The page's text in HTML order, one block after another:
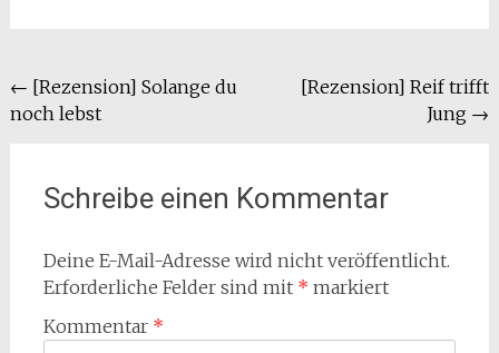
Beitragsnavigation
← [Rezension] Solange du
noch lebst
[Rezension] Reif trifft
Jung →
Schreibe einen Kommentar
Deine E-Mail-Adresse wird nicht veröffentlicht.
Erforderliche Felder sind mit * markiert
Kommentar *